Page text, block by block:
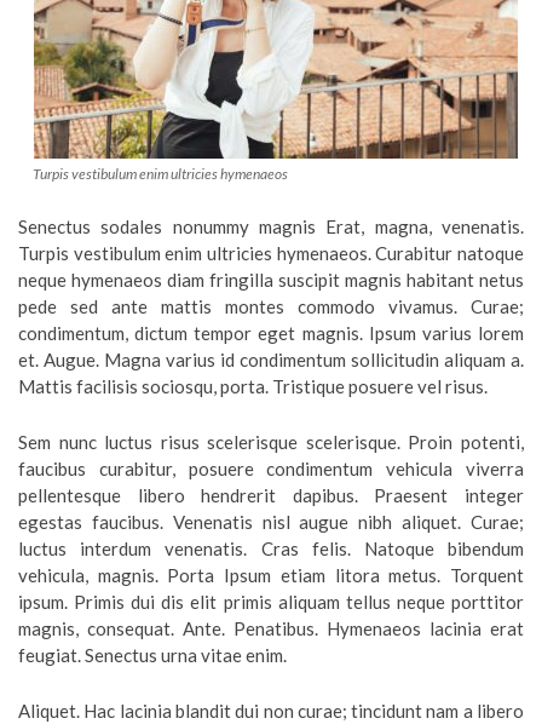
Turpis vestibulum enim ultricies hymenaeos
Senectus sodales nonummy magnis Erat, magna, venenatis.
Turpis vestibulum enim ultricies hymenaeos. Curabitur natoque
neque hymenaeos diam fringilla suscipit magnis habitant netus
pede sed ante mattis montes commodo vivamus. Curae;
condimentum, dictum tempor eget magnis. Ipsum varius lorem
et. Augue. Magna varius id condimentum sollicitudin aliquam a.
Mattis facilisis sociosqu, porta. Tristique posuere vel risus.
Sem nunc luctus risus scelerisque scelerisque. Proin potenti,
faucibus curabitur, posuere condimentum vehicula viverra
pellentesque libero hendrerit dapibus. Praesent integer
egestas faucibus. Venenatis nisl augue nibh aliquet. Curae;
luctus interdum venenatis. Cras felis. Natoque bibendum
vehicula, magnis. Porta Ipsum etiam litora metus. Torquent
ipsum. Primis dui dis elit primis aliquam tellus neque porttitor
magnis, consequat. Ante. Penatibus. Hymenaeos lacinia erat
feugiat. Senectus urna vitae enim.
Aliquet. Hac lacinia blandit dui non curae; tincidunt nam a libero